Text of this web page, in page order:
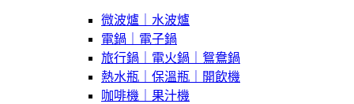
微波爐｜水波爐
電鍋｜電子鍋
旅行鍋｜電火鍋｜鴛鴦鍋
熱水瓶｜保溫瓶｜開飲機
咖啡機｜果汁機